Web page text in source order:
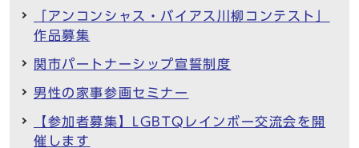
「アンコンシャス・バイアス川柳コンテスト」
作品募集
関市パートナーシップ宣誓制度
男性の家事参画セミナー
【参加者募集】LGBTQレインボー交流会を開
催します